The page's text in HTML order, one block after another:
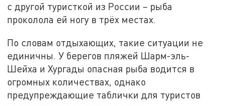
с другой туристкой из России – рыба
проколола ей ногу в трёх местах.
По словам отдыхающих, такие ситуации не
единичны. У берегов пляжей Шарм-эль-
Шейха и Хургады опасная рыба водится в
огромных количествах, однако
предупреждающие таблички для туристов